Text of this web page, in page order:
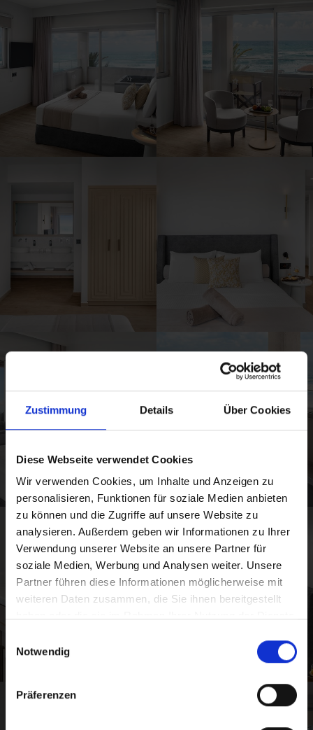
Zustimmung Details Über Cookies
Diese Webseite verwendet Cookies
Wir verwenden Cookies, um Inhalte und Anzeigen zu
personalisieren, Funktionen für soziale Medien anbieten
zu können und die Zugriffe auf unsere Website zu
analysieren. Außerdem geben wir Informationen zu Ihrer
Verwendung unserer Website an unsere Partner für
soziale Medien, Werbung und Analysen weiter. Unsere
Partner führen diese Informationen möglicherweise mit
weiteren Daten zusammen, die Sie ihnen bereitgestellt
Notwendig
Präferenzen